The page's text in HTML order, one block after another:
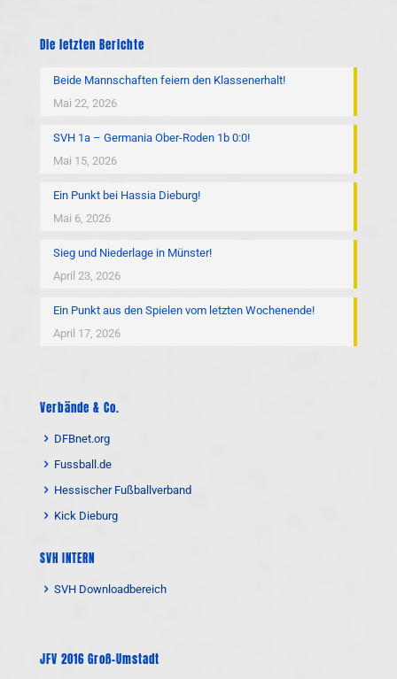
Die letzten Berichte
Beide Mannschaften feiern den Klassenerhalt!
Mai 22, 2026
SVH 1a – Germania Ober-Roden 1b 0:0!
Mai 15, 2026
Ein Punkt bei Hassia Dieburg!
Mai 6, 2026
Sieg und Niederlage in Münster!
April 23, 2026
Ein Punkt aus den Spielen vom letzten Wochenende!
April 17, 2026
Verbände & Co.
DFBnet.org
Fussball.de
Hessischer Fußballverband
Kick Dieburg
SVH INTERN
SVH Downloadbereich
JFV 2016 Groß-Umstadt